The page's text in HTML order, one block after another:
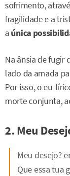
sofrimento,
fragilidade e a
a única
Na ânsia de fugir
lado da amada
Por isso, o eu-
morte conjunta,
2. Meu
Meu desejo?
Que essa tua